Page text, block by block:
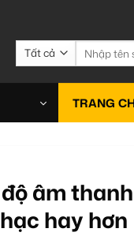
Tìm
kiếm:
TRANG
âm
hay hơn